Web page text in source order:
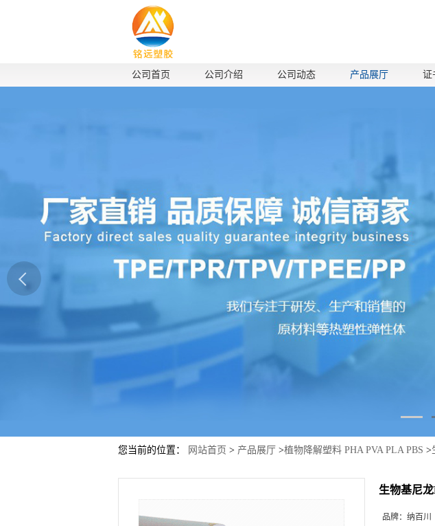
公司首页 公司介绍 公司动态 产品展厅 证
您当前的位置： 网站首页 > 产品展厅 >植物降解塑料 PHA PVA PLA PBS >
生物基尼龙
品牌： 纳百川